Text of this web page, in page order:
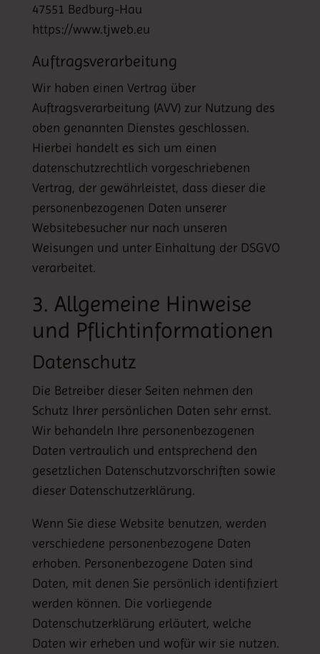
47551 Bedburg-Hau
https://www.tjweb.eu
Auftragsverarbeitung
Wir haben einen Vertrag über
Auftragsverarbeitung (AVV) zur Nutzung des
oben genannten Dienstes geschlossen.
Hierbei handelt es sich um einen
datenschutzrechtlich vorgeschriebenen
Vertrag, der gewährleistet, dass dieser die
personenbezogenen Daten unserer
Websitebesucher nur nach unseren
Weisungen und unter Einhaltung der DSGVO
verarbeitet.
3. Allgemeine Hinweise
und Pflicht­informationen
Datenschutz
Die Betreiber dieser Seiten nehmen den
Schutz Ihrer persönlichen Daten sehr ernst.
Wir behandeln Ihre personenbezogenen
Daten vertraulich und entsprechend den
gesetzlichen Datenschutzvorschriften sowie
dieser Datenschutzerklärung.
Wenn Sie diese Website benutzen, werden
verschiedene personenbezogene Daten
erhoben. Personenbezogene Daten sind
Daten, mit denen Sie persönlich identifiziert
werden können. Die vorliegende
Datenschutzerklärung erläutert, welche
Daten wir erheben und wofür wir sie nutzen.